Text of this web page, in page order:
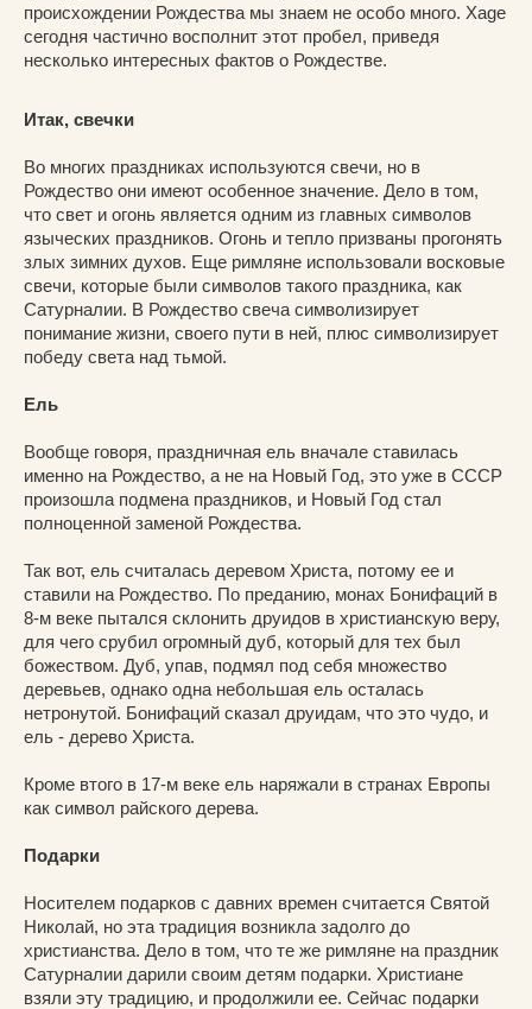
происхождении Рождества мы знаем не особо много. Xage
сегодня частично восполнит этот пробел, приведя
несколько интересных фактов о Рождестве.
Итак, свечки
Во многих праздниках используются свечи, но в
Рождество они имеют особенное значение. Дело в том,
что свет и огонь является одним из главных символов
языческих праздников. Огонь и тепло призваны прогонять
злых зимних духов. Еще римляне использовали восковые
свечи, которые были символов такого праздника, как
Сатурналии. В Рождество свеча символизирует
понимание жизни, своего пути в ней, плюс символизирует
победу света над тьмой.
Ель
Вообще говоря, праздничная ель вначале ставилась
именно на Рождество, а не на Новый Год, это уже в СССР
произошла подмена праздников, и Новый Год стал
полноценной заменой Рождества.
Так вот, ель считалась деревом Христа, потому ее и
ставили на Рождество. По преданию, монах Бонифаций в
8-м веке пытался склонить друидов в христианскую веру,
для чего срубил огромный дуб, который для тех был
божеством. Дуб, упав, подмял под себя множество
деревьев, однако одна небольшая ель осталась
нетронутой. Бонифаций сказал друидам, что это чудо, и
ель - дерево Христа.
Кроме втого в 17-м веке ель наряжали в странах Европы
как символ райского дерева.
Подарки
Носителем подарков с давних времен считается Святой
Николай, но эта традиция возникла задолго до
христианства. Дело в том, что те же римляне на праздник
Сатурналии дарили своим детям подарки. Христиане
взяли эту традицию, и продолжили ее. Сейчас подарки